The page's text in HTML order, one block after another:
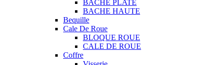
BACHE PLATE
BACHE HAUTE
Bequille
Cale De Roue
BLOQUE ROUE
CALE DE ROUE
Coffre